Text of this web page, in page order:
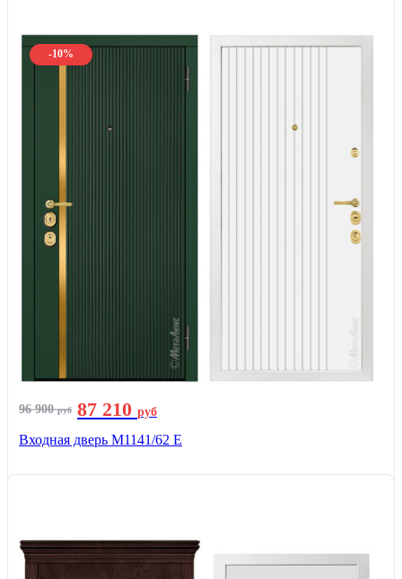
-10%
96 900руб 87 210 руб
Входная дверь М1141/62 Е